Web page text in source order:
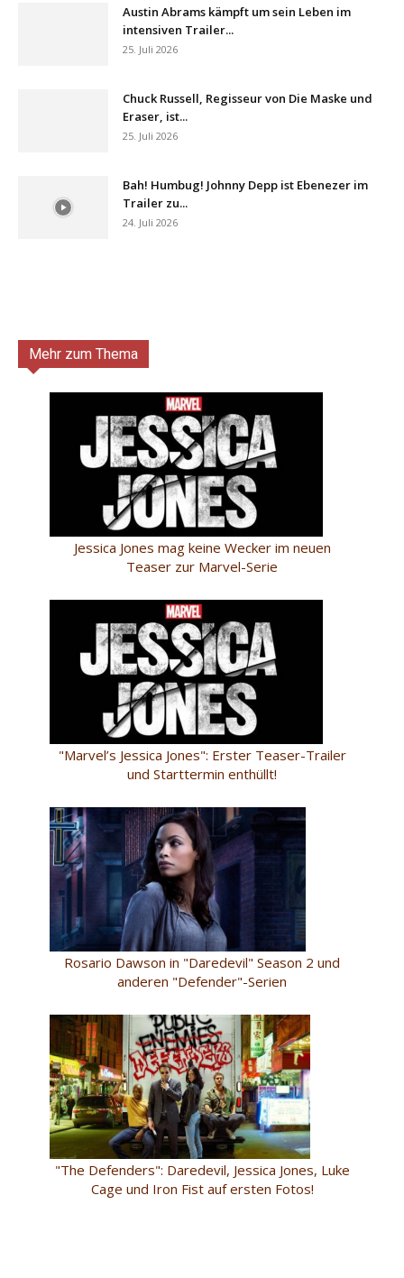
Austin Abrams kämpft um sein Leben im
intensiven Trailer...
25. Juli 2026
Chuck Russell, Regisseur von Die Maske und
Eraser, ist...
25. Juli 2026
Bah! Humbug! Johnny Depp ist Ebenezer im
Trailer zu...
24. Juli 2026
Mehr zum Thema
Jessica Jones mag keine Wecker im neuen
Teaser zur Marvel-Serie
"Marvel’s Jessica Jones": Erster Teaser-Trailer
und Starttermin enthüllt!
Rosario Dawson in "Daredevil" Season 2 und
anderen "Defender"-Serien
"The Defenders": Daredevil, Jessica Jones, Luke
Cage und Iron Fist auf ersten Fotos!